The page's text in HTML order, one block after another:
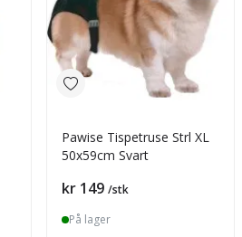
Pawise Tispetruse Strl XL
50x59cm Svart
Pris
kr 149 /stk
På lager